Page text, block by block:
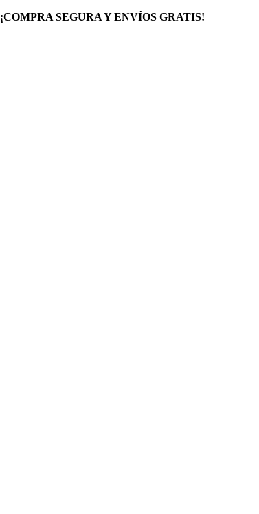
¡COMPRA SEGURA Y ENVÍOS GRATIS!